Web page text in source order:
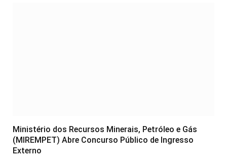
Ministério dos Recursos Minerais, Petróleo e Gás
(MIREMPET) Abre Concurso Público de Ingresso
Externo